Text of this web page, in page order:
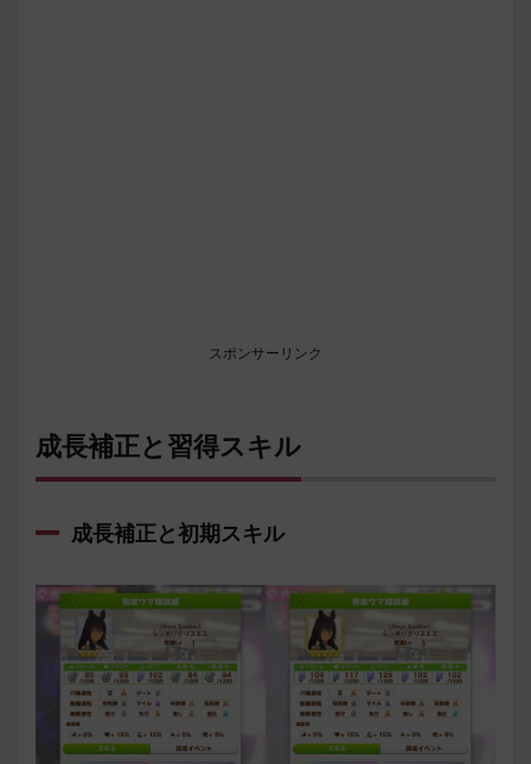
スポンサーリンク
成長補正と習得スキル
成長補正と初期スキル